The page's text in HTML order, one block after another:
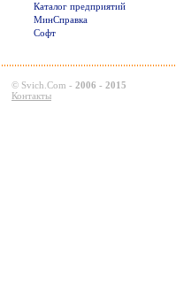
Каталог предприятий
МинСправка
Софт
© Svich.Com - 2006 - 2015
Контакты